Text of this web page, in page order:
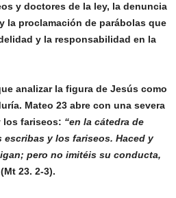
y doctores de la ley, la denuncia
la proclamación de parábolas que
y la responsabilidad en la
analizar la figura de Jesús como
Mateo 23 abre con una severa
los fariseos: “en la cátedra de
y los fariseos. Haced y
pero no imitéis su conducta,
(Mt 23. 2-3).